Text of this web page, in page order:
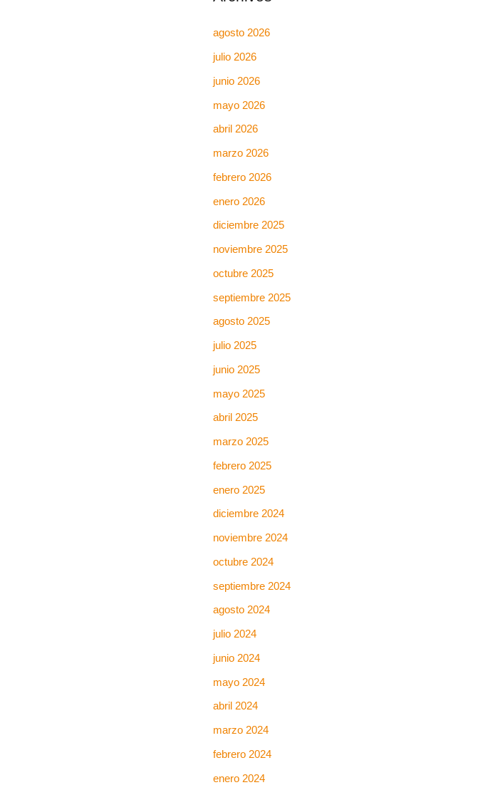
agosto 2026
julio 2026
junio 2026
mayo 2026
abril 2026
marzo 2026
febrero 2026
enero 2026
diciembre 2025
noviembre 2025
octubre 2025
septiembre 2025
agosto 2025
julio 2025
junio 2025
mayo 2025
abril 2025
marzo 2025
febrero 2025
enero 2025
diciembre 2024
noviembre 2024
octubre 2024
septiembre 2024
agosto 2024
julio 2024
junio 2024
mayo 2024
abril 2024
marzo 2024
febrero 2024
enero 2024